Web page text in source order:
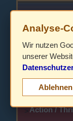
HOME
>
> Action
>Action /
Analyse-
Wir nutzen
unserer
Ablehnen